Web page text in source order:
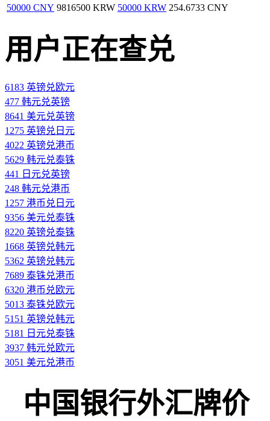
50000 CNY 9816500 KRW 50000 KRW 254.6733 CNY
用户正在查兑
6183 英镑兑欧元
477 韩元兑英镑
8641 美元兑英镑
1275 英镑兑日元
4022 英镑兑港币
5629 韩元兑泰铢
441 日元兑英镑
248 韩元兑港币
1257 港币兑日元
9356 美元兑泰铢
8220 英镑兑泰铢
1668 英镑兑韩元
5362 英镑兑韩元
7689 泰铢兑港币
6320 港币兑欧元
5013 泰铢兑欧元
5151 英镑兑韩元
5181 日元兑泰铢
3937 韩元兑欧元
3051 美元兑港币
中国银行外汇牌价